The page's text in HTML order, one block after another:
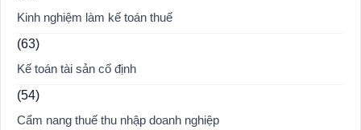
Kinh nghiệm làm kế toán thuế
(63)
Kế toán tài sản cố định
(54)
Cẩm nang thuế thu nhập doanh nghiệp